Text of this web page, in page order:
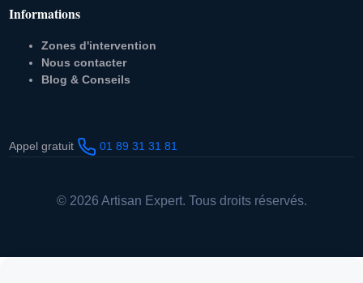
Informations
Zones d'intervention
Nous contacter
Blog & Conseils
Appel gratuit 01 89 31 31 81
© 2026 Artisan Expert. Tous droits réservés.